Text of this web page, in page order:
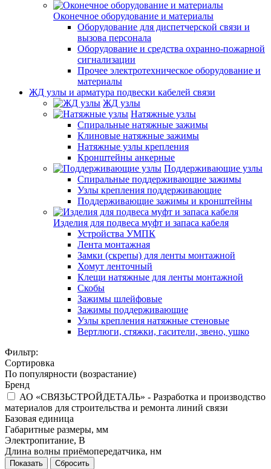
Оконечное оборудование и материалы
Оборудование для диспетчерской связи и
вызова персонала
Оборудование и средства охранно-пожарной
сигнализации
Прочее электротехническое оборудование и
материалы
ЖД узлы и арматура подвески кабелей связи
ЖД узлы
Натяжные узлы
Спиральные натяжные зажимы
Клиновые натяжные зажимы
Натяжные узлы крепления
Кронштейны анкерные
Поддерживающие узлы
Спиральные поддерживающие зажимы
Узлы крепления поддерживающие
Поддерживающие зажимы и кронштейны
Изделия для подвеса муфт и запаса кабеля
Устройства УМПК
Лента монтажная
Замки (скрепы) для ленты монтажной
Хомут ленточный
Клещи натяжные для ленты монтажной
Скобы
Зажимы шлейфовые
Зажимы поддерживающие
Узлы крепления натяжные стеновые
Вертлюги, стяжки, гасители, звено, ушко
Фильтр:
Сортировка
По популярности (возрастание)
Бренд
АО «СВЯЗЬСТРОЙДЕТАЛЬ» - Разработка и производство
материалов для строительства и ремонта линий связи
Базовая единица
Габаритные размеры, мм
Электропитание, В
Длина волны приёмопередатчика, нм
Показать Сбросить